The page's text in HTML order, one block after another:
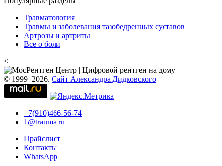
Травматология
Травмы и заболевания тазобедренных суставов
Артрозы и артриты
Все о боли
<
© 1999–2026. Сайт Александра Дидковского
+7(910)466-56-74
1@trauma.ru
Прайслист
Контакты
WhatsApp